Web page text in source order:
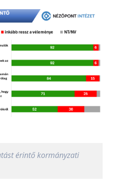
érintő kormányzati